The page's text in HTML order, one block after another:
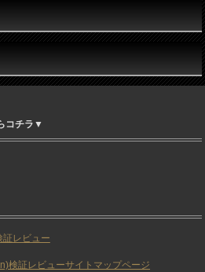
コチラ▼
レビュー
検証レビューサイトマップページ